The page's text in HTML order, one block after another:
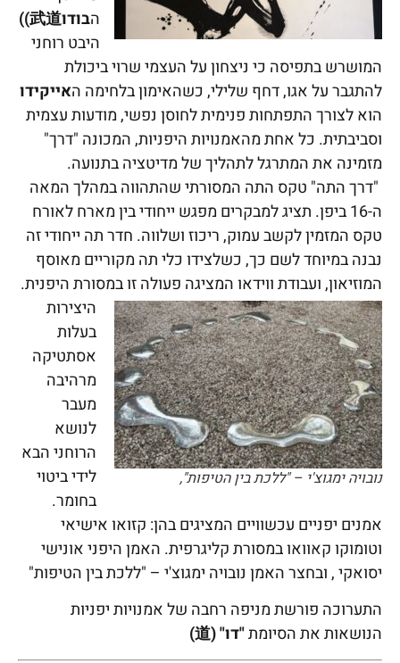
הבודו武道))
היבט רוחני
המושרש בתפיסה כי ניצחון על העצמי שרוי ביכולת
להתגבר על אגו, דחף שלילי, כשהאימון בלחימה האייקידו
הוא לצורך התפתחות פנימית לחוסן נפשי, מודעות עצמית
וסביבתית. כל אחת מהאמנויות היפניות, המכונה "דרך"
מזמינה את המתרגל לתהליך של מדיטציה בתנועה.
"דרך התה" טקס התה המסורתי שהתהווה במהלך המאה
ה-16 ביפן. תציג למבקרים מפגש ייחודי בין מארח לאורח
טקס המזמין לקשב עמוק, ריכוז ושלווה. חדר תה ייחודי זה
נבנה במיוחד לשם כך, כשלצידו כלי תה מקוריים מאוסף
המוזיאון, ועבודת ווידאו המציגה פעולה זו במסורת היפנית.
נובויה ימגוצ'י – "ללכת בין הטיפות",
היצירות
בעלות
אסתטיקה
מרהיבה
מעבר
לנושא
הרוחני הבא
לידי ביטוי
בחומר.
אמנים יפניים עכשוויים המציגים בהן: קזואו אישיאי
וטומוקו קאוואו במסורת קליגרפית. האמן היפני אונישי
יסואקי , ובחצר האמן נובויה ימגוצ'י – "ללכת בין הטיפות"
התערוכה פורשת מניפה רחבה של אמנויות יפניות
הנושאות את הסיומת"דו" (道)